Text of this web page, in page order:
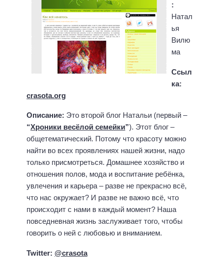
:
Натал
ья
Вилю
ма
Ссыл
ка:
crasota.org
Описание: Это второй блог Натальи (первый –
“Хроники весёлой семейки”). Этот блог –
общетематический. Потому что красоту можно
найти во всех проявлениях нашей жизни, надо
только присмотреться. Домашнее хозяйство и
отношения полов, мода и воспитание ребёнка,
увлечения и карьера – разве не прекрасно всё,
что нас окружает? И разве не важно всё, что
происходит с нами в каждый момент? Наша
повседневная жизнь заслуживает того, чтобы
говорить о ней с любовью и вниманием.
Twitter: @crasota